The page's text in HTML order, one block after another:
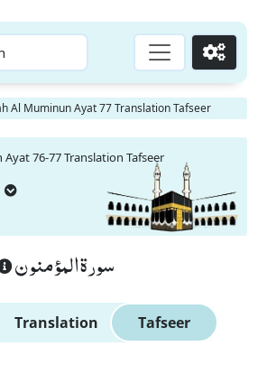
Go
Al Muminun Ayat 77 Translation Tafseer
76-77 Translation Tafseer
سورة المؤمنون
Translation Tafseer